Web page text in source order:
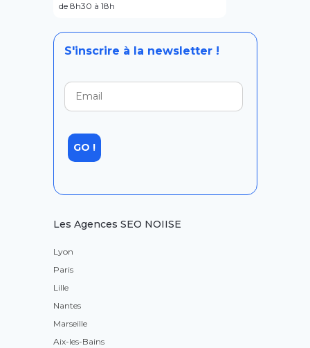
de 8h30 à 18h
S'inscrire à la newsletter !
Les Agences SEO NOIISE
Lyon
Paris
Lille
Nantes
Marseille
Aix-les-Bains